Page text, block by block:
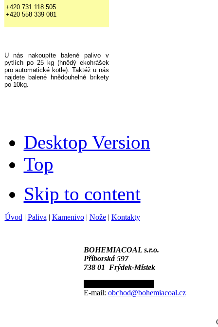
+420 731 118 505
+420 558 339 081
U nás nakoupíte balené palivo v
pytlích po 25 kg (hnědý ekohrášek
pro automatické kotle). Taktéž u nás
najdete balené hnědouhelné brikety
po 10kg.
Desktop Version
Top
Skip to content
Úvod | Paliva | Kamenivo| Nože| Kontakty
BOHEMIACOAL s.r.o.
Příborská 597
738 01 Frýdek-Místek
E-mail: obchod@bohemiacoal.cz